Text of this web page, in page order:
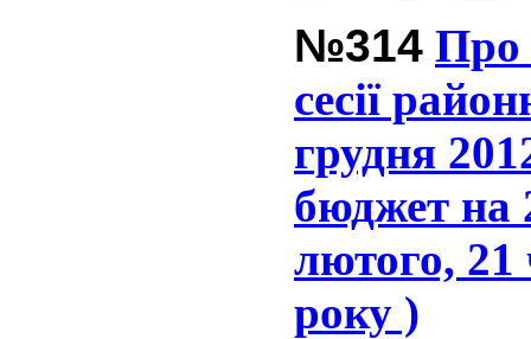
№314 Про
сесії
грудня
бюджет на
лютого, 21
року )